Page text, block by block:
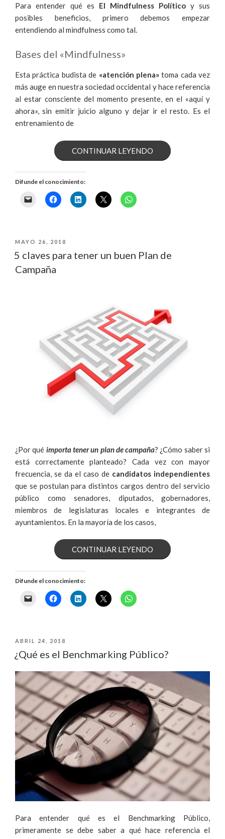
Para entender qué es El Mindfulness Político y sus
posibles beneficios, primero debemos empezar
entendiendo al mindfulness como tal.
Bases del «Mindfulness»
Esta práctica budista de «atención plena»toma cada vez
más auge en nuestra sociedad occidental y hace referencia
al estar consciente del momento presente, en el «aquí y
ahora», sin emitir juicio alguno y dejar ir el resto. Es el
entrenamiento de
CONTINUAR LEYENDO«¿QUÉ
Difunde el conocimiento:
PUBLICADO
MAYO 26, 2018
5 claves para tener un buen Plan de
Campaña
¿Por qué importa tener un plande campaña? ¿Cómo saber si
está correctamente planteado? Cada vez con mayor
frecuencia, se da el caso de candidatos independientes
que se postulan para distintos cargos dentro del servicio
público como senadores, diputados, gobernadores,
miembros de legislaturas locales e integrantes de
ayuntamientos. En la mayoría de los casos,
CONTINUAR LEYENDO«5
BUEN
PLAN
DE
CAMPAÑA»
Difunde el conocimiento:
PUBLICADO
ABRIL 24, 2018
¿Qué es el Benchmarking Público?
Para entender qué es el Benchmarking Público,
primeramente se debe saber a qué hace referencia el